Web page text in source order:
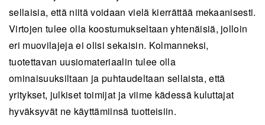
sellaisia, että niitä voidaan vielä kierrättää mekaanisesti.
Virtojen tulee olla koostumukseltaan yhtenäisiä, jolloin
eri muovilajeja ei olisi sekaisin. Kolmanneksi,
tuotettavan uusiomateriaalin tulee olla
ominaisuuksiltaan ja puhtaudeltaan sellaista, että
yritykset, julkiset toimijat ja viime kädessä kuluttajat
hyväksyvät ne käyttämiinsä tuotteisiin.